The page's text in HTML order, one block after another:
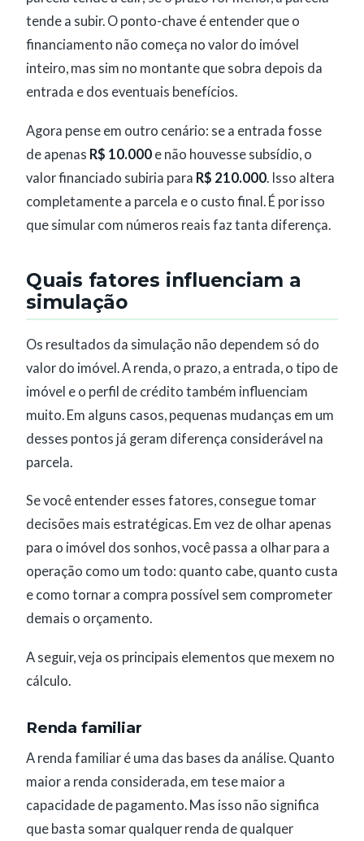
tende a subir. O ponto-chave é entender que o
financiamento não começa no valor do imóvel
inteiro, mas sim no montante que sobra depois da
entrada e dos eventuais benefícios.
Agora pense em outro cenário: se a entrada fosse
de apenas R$ 10.000 e não houvesse subsídio, o
valor financiado subiria para R$ 210.000. Isso altera
completamente a parcela e o custo final. É por isso
que simular com números reais faz tanta diferença.
Quais fatores influenciam a
simulação
Os resultados da simulação não dependem só do
valor do imóvel. A renda, o prazo, a entrada, o tipo de
imóvel e o perfil de crédito também influenciam
muito. Em alguns casos, pequenas mudanças em um
desses pontos já geram diferença considerável na
parcela.
Se você entender esses fatores, consegue tomar
decisões mais estratégicas. Em vez de olhar apenas
para o imóvel dos sonhos, você passa a olhar para a
operação como um todo: quanto cabe, quanto custa
e como tornar a compra possível sem comprometer
demais o orçamento.
A seguir, veja os principais elementos que mexem no
cálculo.
Renda familiar
A renda familiar é uma das bases da análise. Quanto
maior a renda considerada, em tese maior a
capacidade de pagamento. Mas isso não significa
que basta somar qualquer renda de qualquer